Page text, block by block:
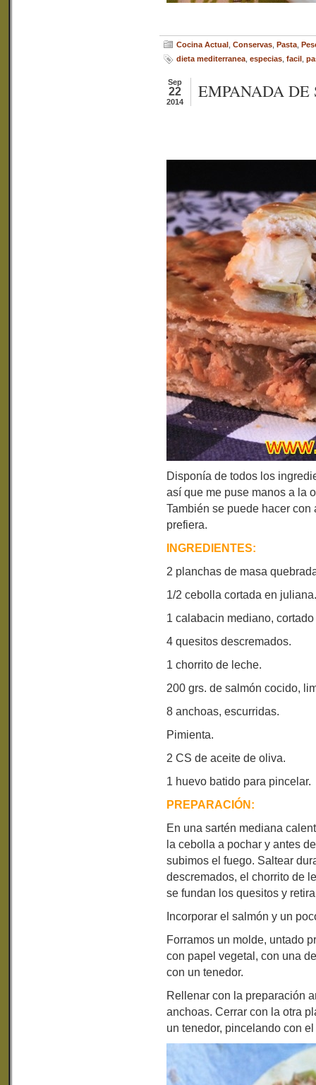
Cocina Actual Conservas Pasta
dieta mediterranea especias facil
Sep
22
2014
EMPANADA DE
Disponía de todos los
así que me puse manos a la
También se puede hacer
prefiera.
INGREDIENTES:
2 planchas de masa
1/2 cebolla cortada en juliana.
1 calabacin mediano,
4 quesitos descremados.
1 chorrito de leche.
200 grs. de salmón cocido,
8 anchoas, escurridas.
Pimienta.
2 CS de aceite de oliva.
1 huevo batido para pincelar.
PREPARACIÓN:
En una sartén mediana
la cebolla a pochar y antes
subimos el fuego. Saltear
descremados, el chorrito de
se fundan los quesitos y
Incorporar el salmón y un
Forramos un molde, untado
con papel vegetal, con una
con un tenedor.
Rellenar con la preparación
anchoas. Cerrar con la otra
un tenedor, pincelando con